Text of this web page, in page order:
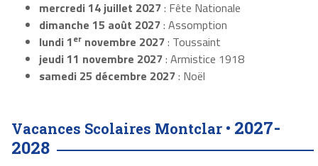
mercredi 14 juillet 2027: Fête Nationale
dimanche 15 août 2027: Assomption
lundi 1er novembre 2027: Toussaint
jeudi 11 novembre 2027: Armistice 1918
samedi 25 décembre 2027: Noël
Vacances Scolaires Montclar • 2027-
2028